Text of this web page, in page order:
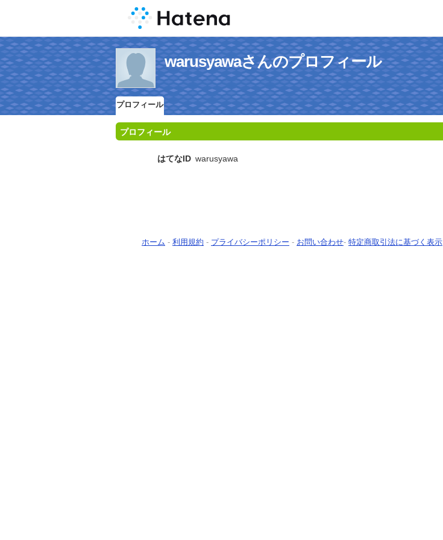
warusyawaさんのプロフィール
プロフィール
プロフィール
はてなID warusyawa
ホーム - 利用規約 - プライバシーポリシー - お問い合わせ- 特定商取引法に基づく表示